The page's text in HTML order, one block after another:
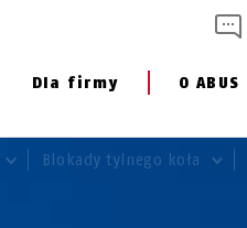
Dla firmy O ABUS
Blokady tylnego koła